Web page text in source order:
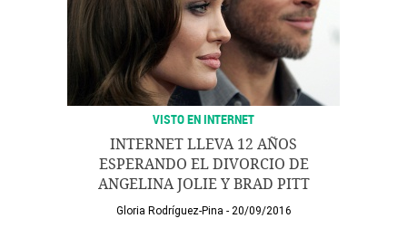
VISTO EN INTERNET
INTERNET LLEVA 12 AÑOS
ESPERANDO EL DIVORCIO DE
ANGELINA JOLIE Y BRAD PITT
Gloria Rodríguez-Pina 20/09/2016